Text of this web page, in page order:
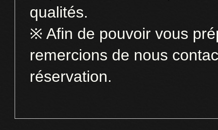
qualités.
※ Afin de pouvoir vous
remercions de nous
réservation.